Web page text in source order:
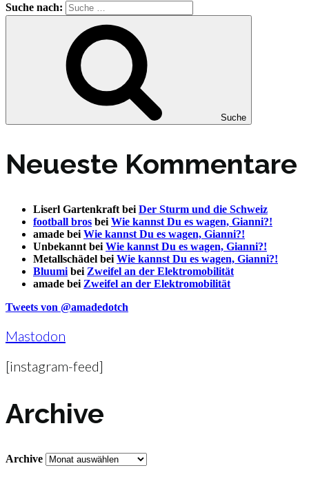
Suche nach:
Suche
Neueste Kommentare
Liserl Gartenkraft bei Der Sturm und die Schweiz
football bros bei Wie kannst Du es wagen, Gianni?!
amade bei Wie kannst Du es wagen, Gianni?!
Unbekannt bei Wie kannst Du es wagen, Gianni?!
Metallschädel bei Wie kannst Du es wagen, Gianni?!
Bluumi bei Zweifel an der Elektromobilität
amade bei Zweifel an der Elektromobilität
Tweets von @amadedotch
Mastodon
[instagram-feed]
Archive
Archive